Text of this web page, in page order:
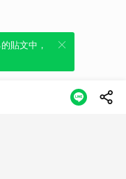
貼
貼文中，